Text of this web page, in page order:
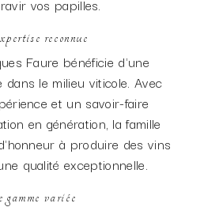
vos papilles.
reconnue
Faure bénéficie d'une
le milieu viticole. Avec
et un savoir-faire
en génération, la famille
à produire des vins
qualité exceptionnelle.
variée